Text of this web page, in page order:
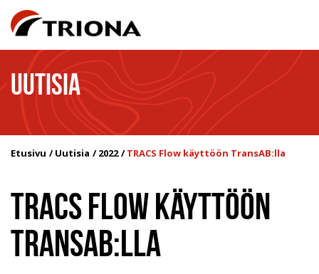
UUTISIA
Etusivu Uutisia 2022 TRACS Flow käyttöön TransAB:lla
TRACS FLOW KÄYTTÖÖN
TRANSAB:LLA